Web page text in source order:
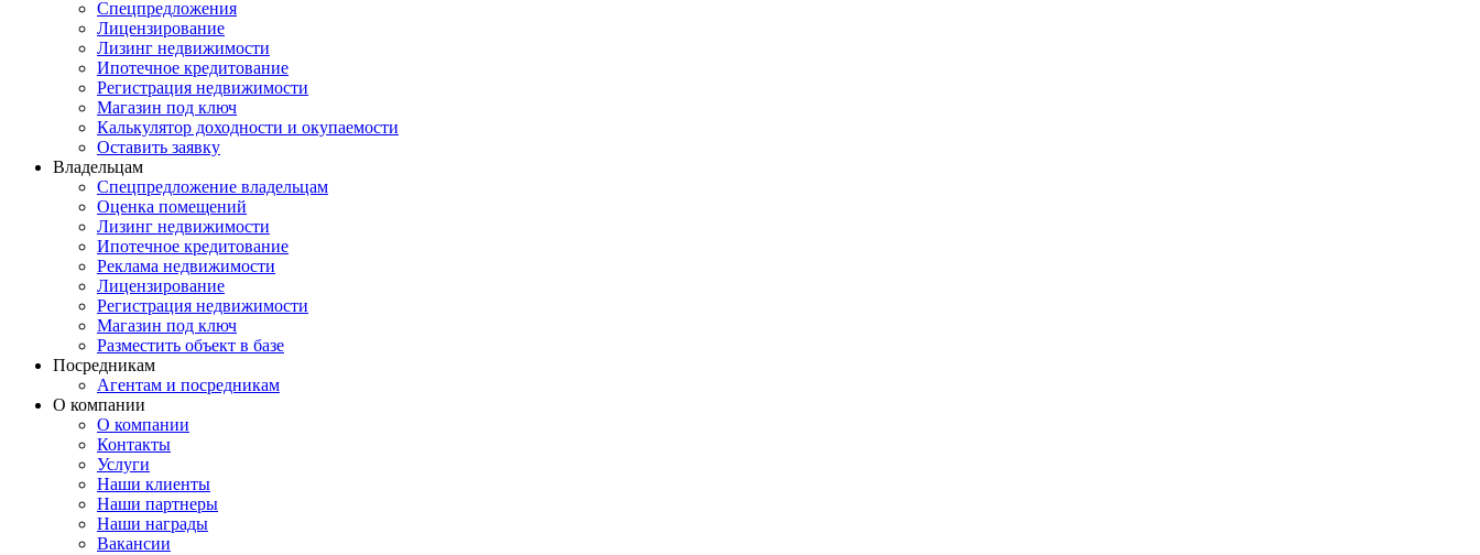
Спецпредложения
Лицензирование
Лизинг недвижимости
Ипотечное кредитование
Регистрация недвижимости
Магазин под ключ
Калькулятор доходности и окупаемости
Оставить заявку
Владельцам
Спецпредложение владельцам
Оценка помещений
Лизинг недвижимости
Ипотечное кредитование
Реклама недвижимости
Лицензирование
Регистрация недвижимости
Магазин под ключ
Разместить объект в базе
Посредникам
Агентам и посредникам
О компании
О компании
Контакты
Услуги
Наши клиенты
Наши партнеры
Наши награды
Вакансии